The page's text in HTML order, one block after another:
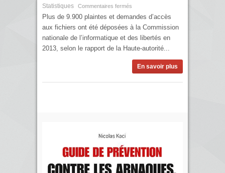
Statistiques
Commentaires fermés
Plus de 9.900 plaintes et demandes d’accès
aux fichiers ont été déposées à la Commission
nationale de l’informatique et des libertés en
2013, selon le rapport de la Haute-autorité...
En savoir plus